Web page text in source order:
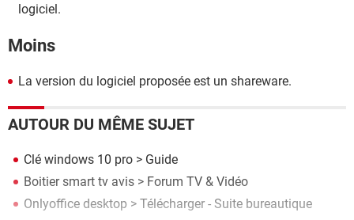
logiciel.
Moins
La version du logiciel proposée est un shareware.
AUTOUR DU MÊME SUJET
Clé windows 10 pro > Guide
Boitier smart tv avis > Forum TV & Vidéo
Onlyoffice desktop > Télécharger - Suite bureautique